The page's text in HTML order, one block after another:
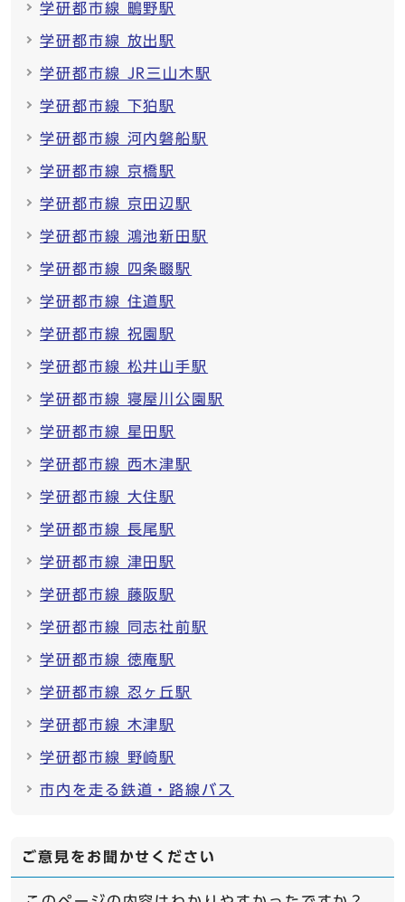
学研都市線 鴫野駅
学研都市線 放出駅
学研都市線 JR三山木駅
学研都市線 下狛駅
学研都市線 河内磐船駅
学研都市線 京橋駅
学研都市線 京田辺駅
学研都市線 鴻池新田駅
学研都市線 四条畷駅
学研都市線 住道駅
学研都市線 祝園駅
学研都市線 松井山手駅
学研都市線 寝屋川公園駅
学研都市線 星田駅
学研都市線 西木津駅
学研都市線 大住駅
学研都市線 長尾駅
学研都市線 津田駅
学研都市線 藤阪駅
学研都市線 同志社前駅
学研都市線 徳庵駅
学研都市線 忍ヶ丘駅
学研都市線 木津駅
学研都市線 野崎駅
市内を走る鉄道・路線バス
ご意見をお聞かせください